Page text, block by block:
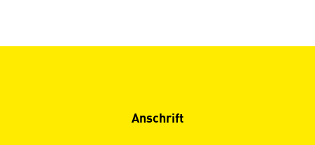
Anschrift